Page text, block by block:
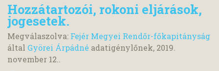
Hozzátartozói, rokoni eljárások,
jogesetek.
Megválaszolva: Fejér Megyei Rendőr-főkapitányság
által Györei Árpádné adatigénylőnek, 2019.
november 12..